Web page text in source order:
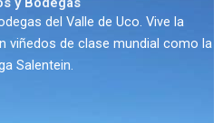
del Valle de Uco. Vive la
viñedos de clase mundial como la
Salentein.